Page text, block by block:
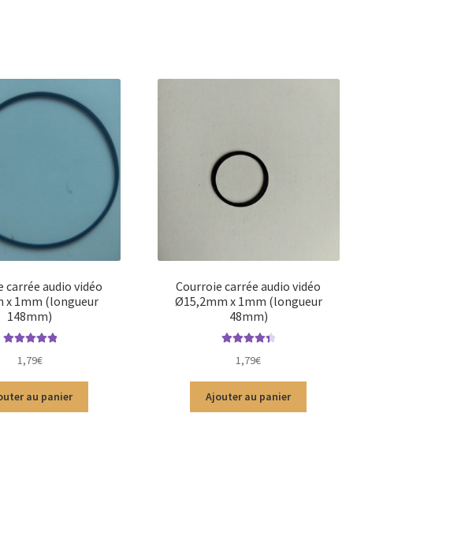
carrée audio vidéo
x 1mm (longueur
148mm)
5
1,79€
au panier
Courroie carrée audio vidéo
Ø15,2mm x 1mm (longueur
48mm)
sur 5
1,79€
Ajouter au panier